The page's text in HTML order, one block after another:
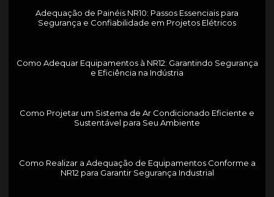
Adequação de Painéis NR10: Passos Essenciais para
Segurança e Confiabilidade em Projetos Elétricos
Como Adequar Equipamentos à NR12: Garantindo Segurança
e Eficiência na Indústria
Como Projetar um Sistema de Ar Condicionado Eficiente e
Sustentável para Seu Ambiente
Como Realizar a Adequação de Equipamentos Conforme a
NR12 para Garantir Segurança Industrial